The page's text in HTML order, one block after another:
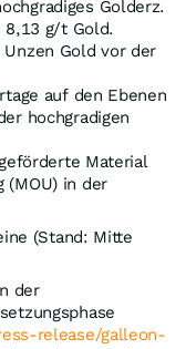
Golderz.
8,13 g/t Gold.
Gold vor der
auf den Ebenen
hochgradigen
Material
(MOU) in der
(Stand: Mitte
der
release/galleon-